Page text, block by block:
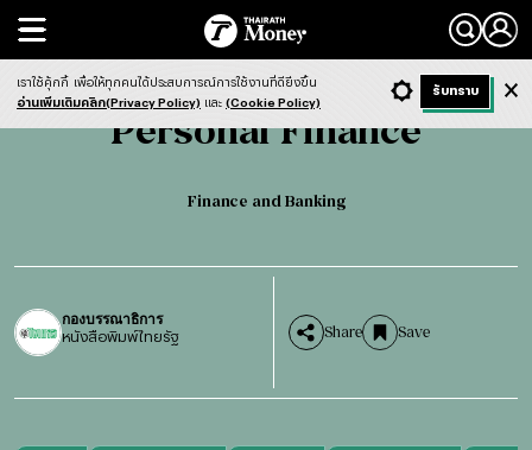
Search
Personal Finance Finance and Banking
Personal Finance
Finance and Banking
กองบรรณาธิการ
หนังสือพิมพ์ไทยรัฐ Share Save
- ก + ก Dark ฟังข่าว
เราใช้คุ้กกี้ เพื่อให้ทุกคนได้ประสบการณ์การใช้งานที่ดียิ่งขึ้น
อ่านเพิ่มเติมคลิก(Privacy Policy) และ (Cookie Policy)
รับทราบ